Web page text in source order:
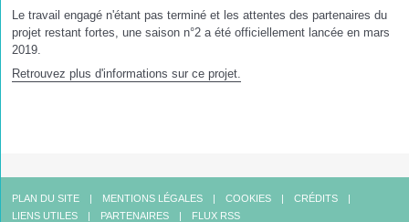
Le travail engagé n'étant pas terminé et les attentes des partenaires du
projet restant fortes, une saison n°2 a été officiellement lancée en mars
2019.
Retrouvez plus d'informations sur ce projet.
PLAN DU SITE MENTIONS LÉGALES COOKIES
CRÉDITS
LIENS UTILES
PARTENAIRES FLUX RSS